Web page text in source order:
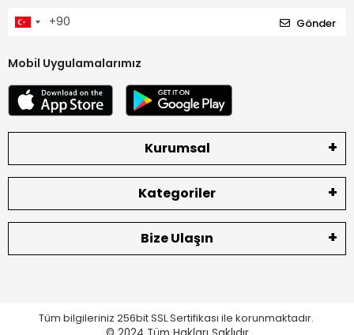
Gönder
Mobil Uygulamalarımız
Kurumsal
Kategoriler
Bize Ulaşın
Tüm bilgileriniz 256bit SSL Sertifikası ile korunmaktadır.